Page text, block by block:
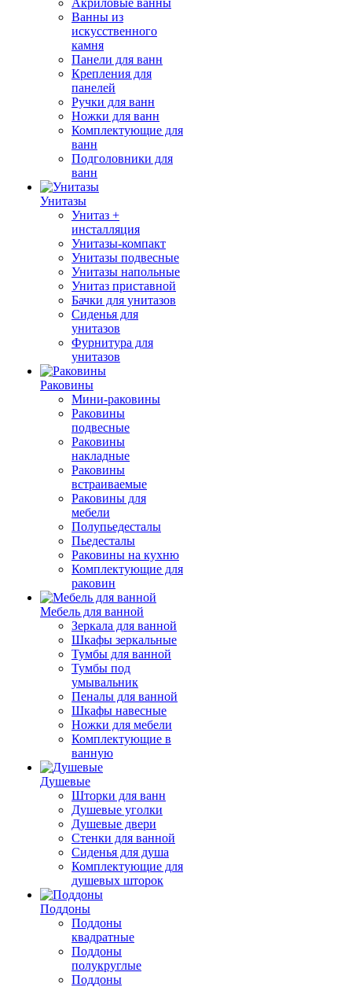
Акриловые ванны
Ванны из
искусственного
камня
Панели для ванн
Крепления для
панелей
Ручки для ванн
Ножки для ванн
Комплектующие для
ванн
Подголовники для
ванн
Унитазы
Унитаз +
инсталляция
Унитазы-компакт
Унитазы подвесные
Унитазы напольные
Унитаз приставной
Бачки для унитазов
Сиденья для
унитазов
Фурнитура для
унитазов
Раковины
Мини-раковины
Раковины
подвесные
Раковины
накладные
Раковины
встраиваемые
Раковины для
мебели
Полупьедесталы
Пьедесталы
Раковины на кухню
Комплектующие для
раковин
Мебель для ванной
Зеркала для ванной
Шкафы зеркальные
Тумбы для ванной
Тумбы под
умывальник
Пеналы для ванной
Шкафы навесные
Ножки для мебели
Комплектующие в
ванную
Душевые
Шторки для ванн
Душевые уголки
Душевые двери
Стенки для ванной
Сиденья для душа
Комплектующие для
душевых шторок
Поддоны
Поддоны
квадратные
Поддоны
полукруглые
Поддоны